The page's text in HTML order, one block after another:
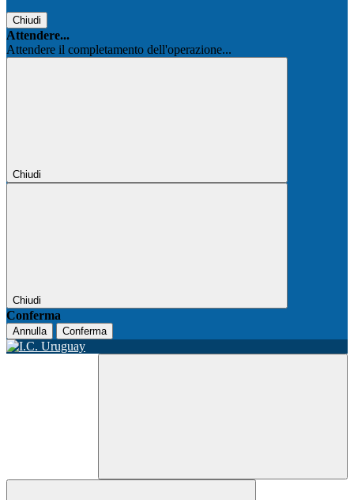
Chiudi
Attendere...
Attendere il completamento dell'operazione...
Chiudi
Chiudi
Conferma
Annulla Conferma